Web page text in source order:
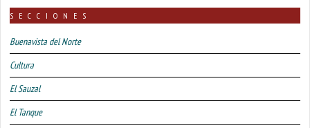
SECCIONES
Buenavista del Norte
Cultura
El Sauzal
El Tanque